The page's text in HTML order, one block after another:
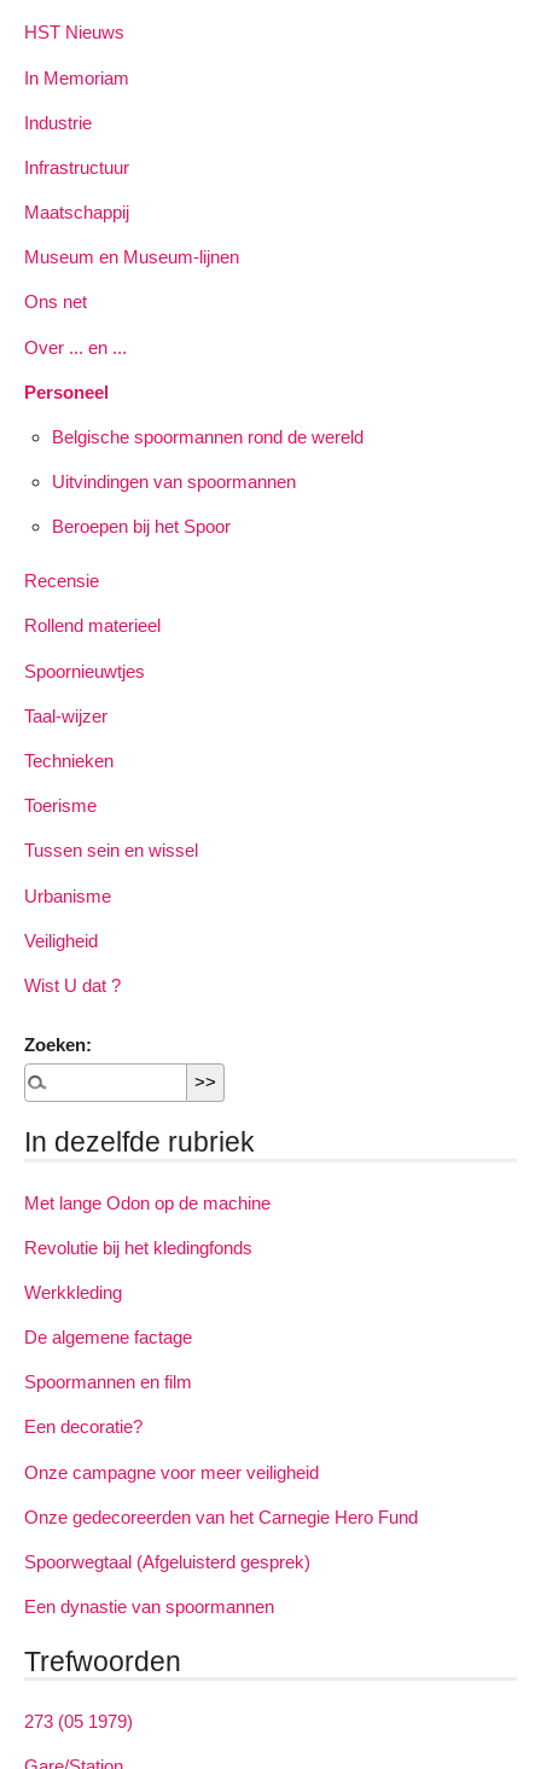
HST Nieuws
In Memoriam
Industrie
Infrastructuur
Maatschappij
Museum en Museum-lijnen
Ons net
Over ... en ...
Personeel
Belgische spoormannen rond de wereld
Uitvindingen van spoormannen
Beroepen bij het Spoor
Recensie
Rollend materieel
Spoornieuwtjes
Taal-wijzer
Technieken
Toerisme
Tussen sein en wissel
Urbanisme
Veiligheid
Wist U dat ?
Zoeken:
In dezelfde rubriek
Met lange Odon op de machine
Revolutie bij het kledingfonds
Werkkleding
De algemene factage
Spoormannen en film
Een decoratie?
Onze campagne voor meer veiligheid
Onze gedecoreerden van het Carnegie Hero Fund
Spoorwegtaal (Afgeluisterd gesprek)
Een dynastie van spoormannen
Trefwoorden
273 (05 1979)